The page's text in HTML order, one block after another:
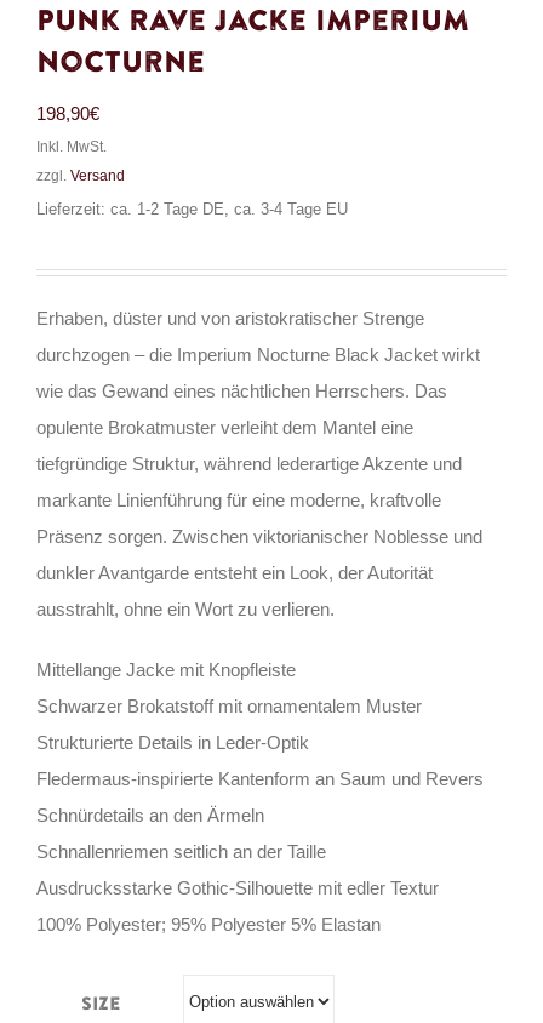
Punk Rave Jacke Imperium
Nocturne
198,90€
Inkl. MwSt.
zzgl. Versand
Lieferzeit: ca. 1-2 Tage DE, ca. 3-4 Tage EU
Erhaben, düster und von aristokratischer Strenge
durchzogen – die Imperium Nocturne Black Jacket wirkt
wie das Gewand eines nächtlichen Herrschers. Das
opulente Brokatmuster verleiht dem Mantel eine
tiefgründige Struktur, während lederartige Akzente und
markante Linienführung für eine moderne, kraftvolle
Präsenz sorgen. Zwischen viktorianischer Noblesse und
dunkler Avantgarde entsteht ein Look, der Autorität
ausstrahlt, ohne ein Wort zu verlieren.
Mittellange Jacke mit Knopfleiste
Schwarzer Brokatstoff mit ornamentalem Muster
Strukturierte Details in Leder-Optik
Fledermaus-inspirierte Kantenform an Saum und Revers
Schnürdetails an den Ärmeln
Schnallenriemen seitlich an der Taille
Ausdrucksstarke Gothic-Silhouette mit edler Textur
100% Polyester; 95% Polyester 5% Elastan
Size